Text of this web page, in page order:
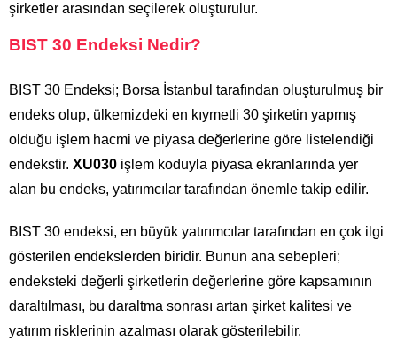
şirketler arasından seçilerek oluşturulur.
BIST 30 Endeksi Nedir?
BIST 30 Endeksi; Borsa İstanbul tarafından oluşturulmuş bir
endeks olup, ülkemizdeki en kıymetli 30 şirketin yapmış
olduğu işlem hacmi ve piyasa değerlerine göre listelendiği
endekstir. XU030 işlem koduyla piyasa ekranlarında yer
alan bu endeks, yatırımcılar tarafından önemle takip edilir.
BIST 30 endeksi, en büyük yatırımcılar tarafından en çok ilgi
gösterilen endekslerden biridir. Bunun ana sebepleri;
endeksteki değerli şirketlerin değerlerine göre kapsamının
daraltılması, bu daraltma sonrası artan şirket kalitesi ve
yatırım risklerinin azalması olarak gösterilebilir.